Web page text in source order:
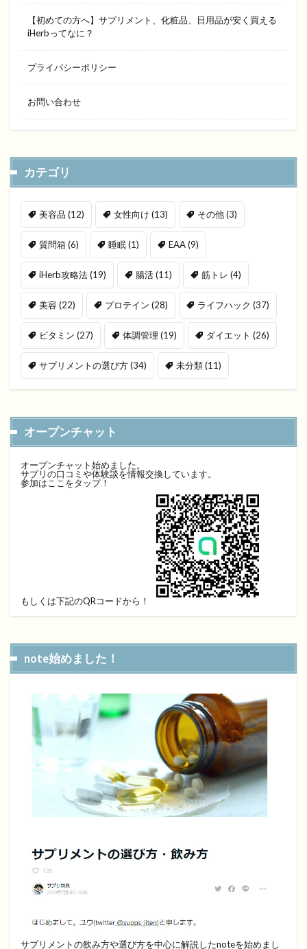
【初めての方へ】サプリメント、化粧品、日用品が安く買える
iHerbってなに？
プライバシーポリシー
お問い合わせ
カテゴリ
美容品 (12) 女性向け (13) その他(3)
質問箱(6) 睡眠(1) EAA(9)
iHerb攻略法(19) 腸活(11) 筋トレ (4)
美容(22) プロテイン (28) ライフハック (37)
ビタミン (27) 体調管理 (19) ダイエット (26)
サプリメントの選び方(34) 未分類(11)
オープンチャット
オープンチャット始めました。
サプリの口コミや体験談を情報交換しています。
参加はここをタップ！
もしくは下記のQRコードから！
note始めました！
サプリメントの飲み方や選び方を中心に解説したnoteを始めまし